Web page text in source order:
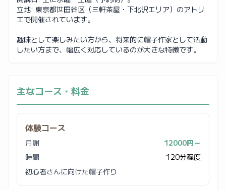
立地: 東京都世田谷区（三軒茶屋・下北沢エリア）のアトリ
エで開催されています。
趣味として楽しみたい方から、将来的に帽子作家として活動
したい方まで、幅広く対応しているのが大きな特徴です。
主なコース・料金
体験コース
月謝
12000円～
時間
120分程度
初心者さんに向けた帽子作り